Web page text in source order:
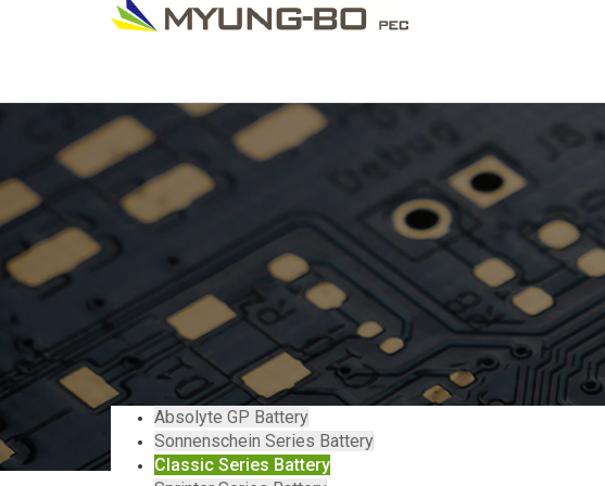
Absolyte GP Battery
Sonnenschein Series Battery
Classic Series Battery